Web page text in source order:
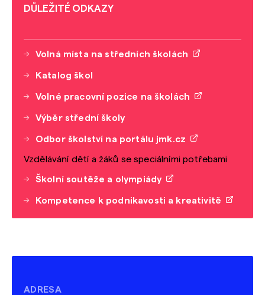
DŮLEŽITÉ ODKAZY
Volná místa na středních školách
Katalog škol
Volné pracovní pozice na školách
Výběr střední školy
Odbor školství na portálu jmk.cz
Vzdělávání dětí a žáků se speciálními potřebami
Školní soutěže a olympiády
Kompetence k podnikavosti a kreativitě
ADRESA